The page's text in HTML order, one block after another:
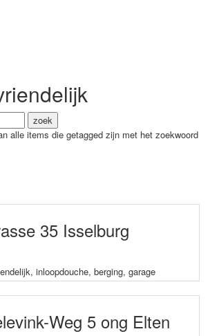
alle items die getagged zijn met het zoekwoord
35 Isselburg
, inloopdouche, berging, garage
Weg 5 ong Elten